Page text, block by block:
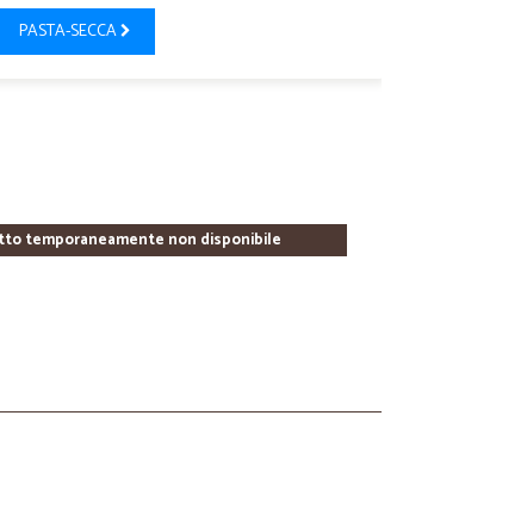
PASTA-SECCA
temporaneamente non disponibile